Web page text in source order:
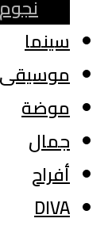
سينما
موسيقى
موضة
جمال
أفراح
DIVA